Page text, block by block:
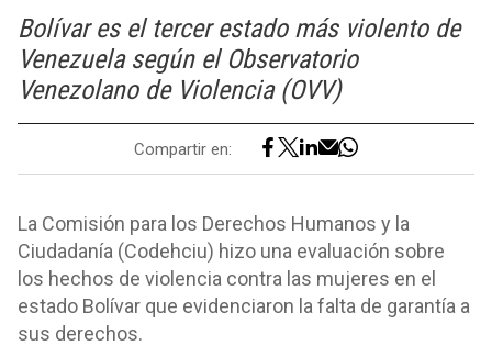
Bolívar es el tercer estado más violento de
Venezuela según el Observatorio
Venezolano de Violencia (OVV)
Compartir en:
La Comisión para los Derechos Humanos y la
Ciudadanía (Codehciu) hizo una evaluación sobre
los hechos de violencia contra las mujeres en el
estado Bolívar que evidenciaron la falta de garantía a
sus derechos.